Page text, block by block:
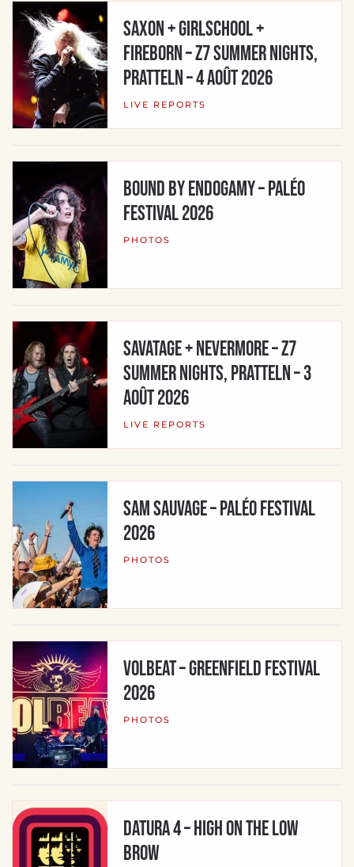
SAXON + GIRLSCHOOL +
FIREBORN – Z7 Summer Nights,
Pratteln – 4 août 2026
LIVE REPORTS
BOUND BY ENDOGAMY – Paléo
Festival 2026
PHOTOS
Savatage + Nevermore – Z7
Summer Nights, Pratteln – 3
août 2026
LIVE REPORTS
SAM SAUVAGE – Paléo Festival
2026
PHOTOS
Volbeat – Greenfield Festival
2026
PHOTOS
Datura 4 – High On The Low
Brow